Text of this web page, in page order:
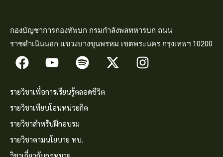
กองบัญชาการกองทัพบก กรมกำลังพลทหารบก ถนน
ราชดำเนินนอก แขวงบางขุนพรหม เขตพระนคร กรุงเทพฯ 10200
รายวิชาเพื่อการเรียนรู้ตลอดชีวิต
รายวิชาเทียบโอนหน่วยกิต
รายวิชาสำหรับฝึกอบรม
รายวิชาตามนโยบาย ทบ.